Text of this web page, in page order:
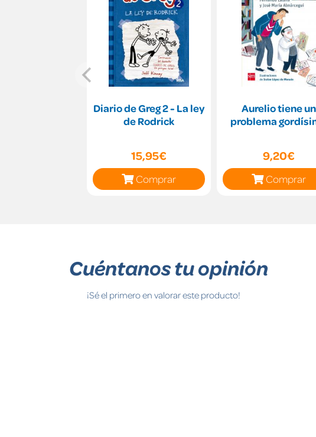
Diario de Greg 2 - La ley
de Rodrick
15,95€
Comprar
Aurelio tiene un
problema
9,20€
Comprar
Cuéntanos tu opinión
¡Sé el primero en valorar este producto!